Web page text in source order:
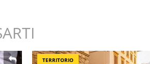
TERRITORIO